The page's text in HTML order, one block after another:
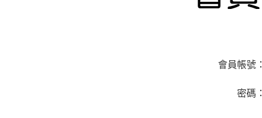
會員帳號：
密碼：